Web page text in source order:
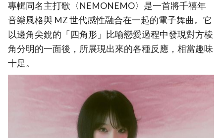
專輯同名主打歌〈NEMONEMO〉是一首將千禧年
音樂風格與 MZ 世代感性融合在一起的電子舞曲。它
以邊角尖銳的「四角形」比喻戀愛過程中發現對方棱
角分明的一面後，所展現出來的各種反應，相當趣味
十足。